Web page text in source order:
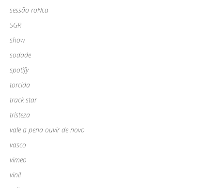
sessão roNca
SGR
show
sodade
spotify
torcida
track star
tristeza
vale a pena ouvir de novo
vasco
vimeo
vinil